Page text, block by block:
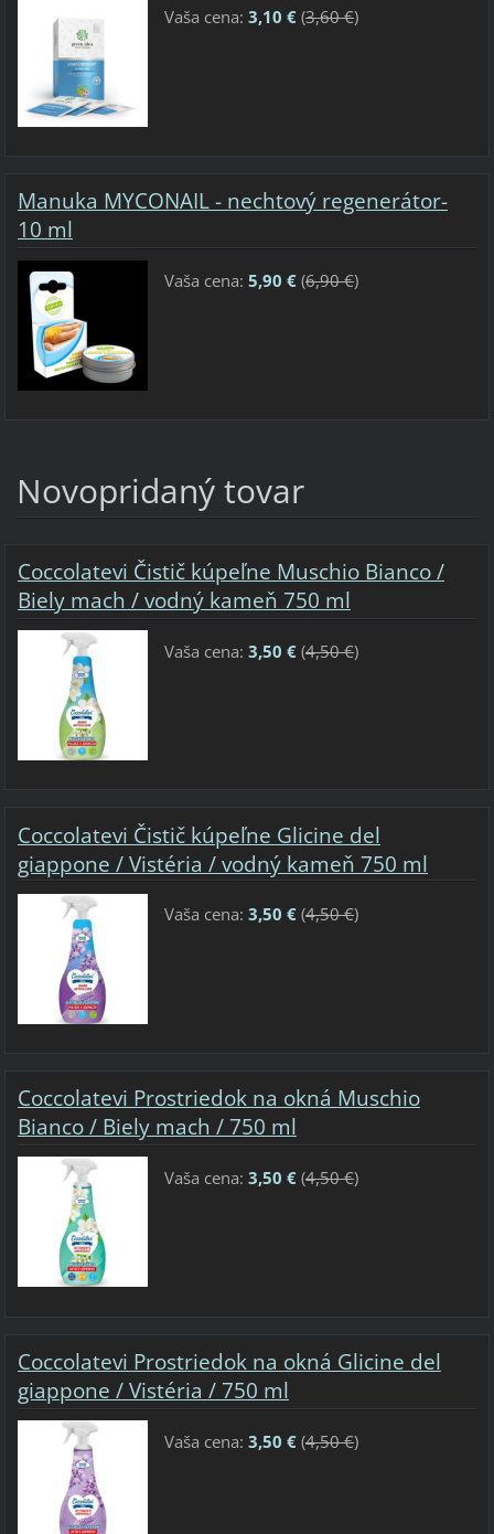
Vaša cena: 3,10 €(3,60 €)
Manuka MYCONAIL - nechtový regenerátor-
10 ml
Vaša cena: 5,90 €(6,90 €)
Novopridaný tovar
Coccolatevi Čistič kúpeľne Muschio Bianco /
Biely mach / vodný kameň 750 ml
Vaša cena: 3,50 €(4,50 €)
Coccolatevi Čistič kúpeľne Glicine del
giappone / Vistéria / vodný kameň 750 ml
Vaša cena: 3,50 €(4,50 €)
Coccolatevi Prostriedok na okná Muschio
Bianco / Biely mach / 750 ml
Vaša cena: 3,50 €(4,50 €)
Coccolatevi Prostriedok na okná Glicine del
giappone / Vistéria / 750 ml
Vaša cena: 3,50 €(4,50 €)